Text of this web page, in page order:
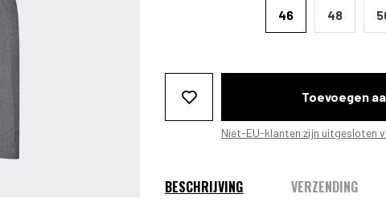
46 48
Toevoegen
Niet-EU-klanten zijn uitgesloten
BESCHRIJVING VERZENDING